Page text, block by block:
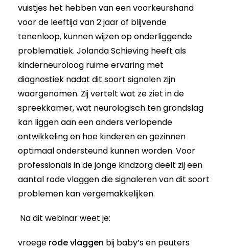
vuistjes het hebben van een voorkeurshand
voor de leeftijd van 2 jaar of blijvende
tenenloop, kunnen wijzen op onderliggende
problematiek. Jolanda Schieving heeft als
kinderneuroloog ruime ervaring met
diagnostiek nadat dit soort signalen zijn
waargenomen. Zij vertelt wat ze ziet in de
spreekkamer, wat neurologisch ten grondslag
kan liggen aan een anders verlopende
ontwikkeling en hoe kinderen en gezinnen
optimaal ondersteund kunnen worden. Voor
professionals in de jonge kindzorg deelt zij een
aantal rode vlaggen die signaleren van dit soort
problemen kan vergemakkelijken.
Na dit webinar weet je:
vroege rode vlaggen bij baby’s en peuters